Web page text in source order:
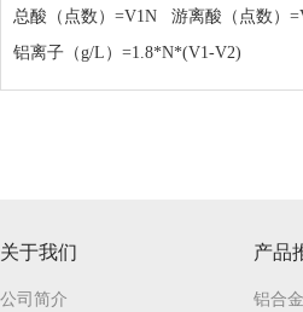
总酸（点数）=V1N 游离酸（点数
铝离子（g/L）=1.8*N*(V1-V2)
关于我们
公司简介
产品
铝合